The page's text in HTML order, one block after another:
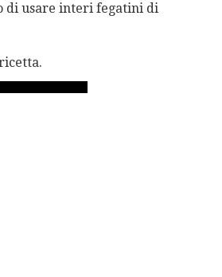
di usare interi fegatini di